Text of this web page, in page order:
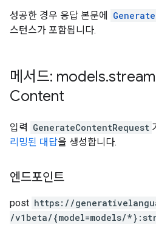
성공한 경우 응답 본문에
스턴스가 포함됩니다.
메서드: models.stream
Content
입력 GenerateContentRequest
리밍된 대답을 생성합니다.
엔드포인트
post https: / /
/v1beta/{model=models/